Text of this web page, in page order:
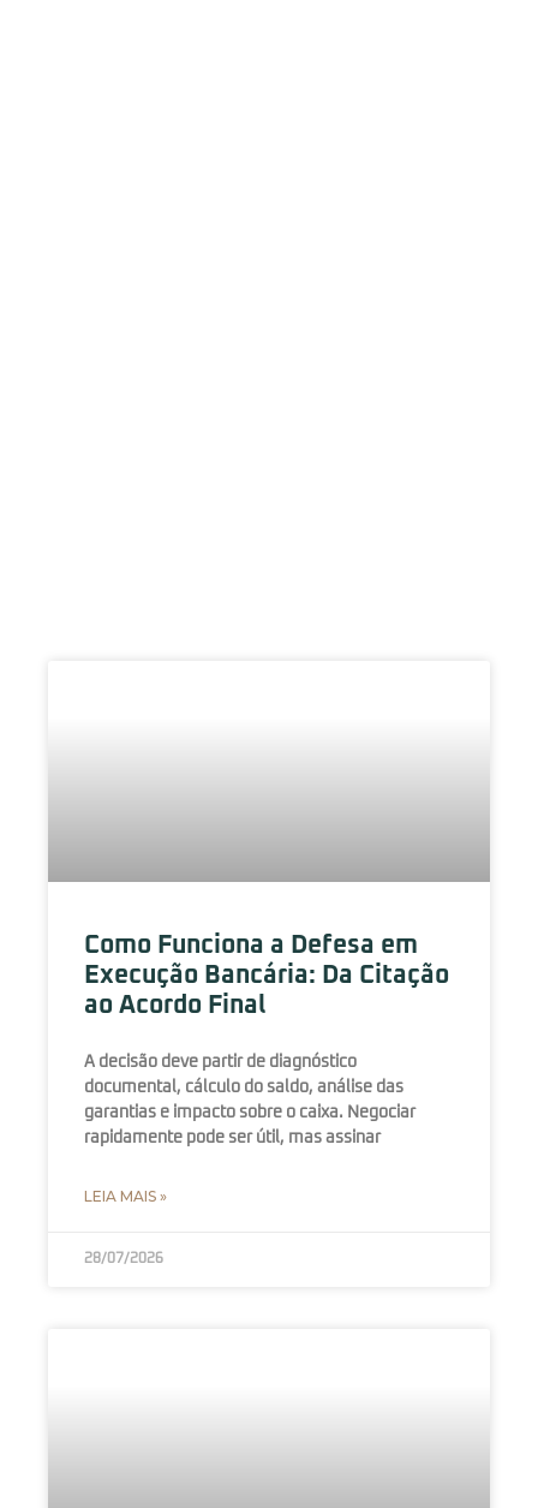
Como Funciona a Defesa em
Execução Bancária: Da Citação
ao Acordo Final
A decisão deve partir de diagnóstico
documental, cálculo do saldo, análise das
garantias e impacto sobre o caixa. Negociar
rapidamente pode ser útil, mas assinar
LEIA MAIS »
28/07/2026